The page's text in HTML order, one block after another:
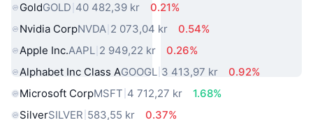
GoldGOLD 40 482,39 kr
0.21%
Nvidia CorpNVDA 2 073,04 kr
0.54%
Apple Inc.AAPL 2 949,22 kr
0.26%
Alphabet Inc Class AGOOGL 3 413,97 kr
0.92%
Microsoft CorpMSFT 4 712,27 kr
1.68%
SilverSILVER 583,55 kr
0.37%